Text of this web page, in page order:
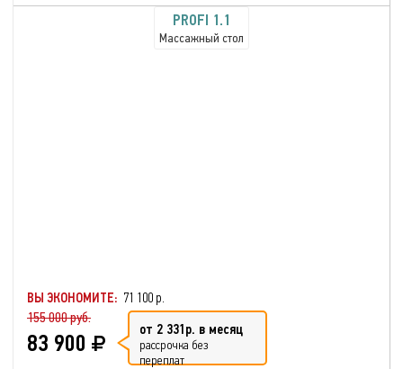
PROFI 1.1
Массажный стол
ВЫ ЭКОНОМИТЕ: 71 100 р.
155 000 руб.
83 900 от 2 331р. в месяц
рассрочка без
переплат